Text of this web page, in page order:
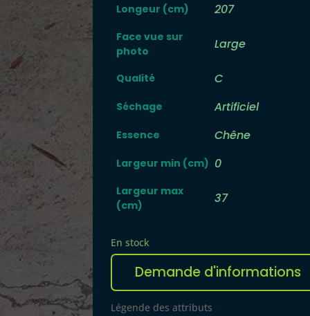
Longeur (cm) 207
Face vue sur
photo
Large
Qualité C
Séchage Artificiel
Essence Chêne
Largeur min (cm) 0
Largeur max
(cm)
37
En stock
quantité
Plateau
524
Demande d'informations
Légende des attributs